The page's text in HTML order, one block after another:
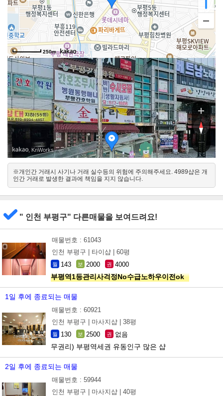
250m
남서
북동
, KnWorks
※개인간 거래시 사기나 거래 실수등의 위험에 주의해주세요. 4989샵은 개
인간 거래로 발생한 결과에 책임을 지지 않습니다.
" 인천 부평구" 다른매물을 보여드려요!
매물번호 : 61043
인천 부평구 |
타이샵 | 60평
월 143 보 2000 권 4000
부평역1등관리사걱정No수급노하우이전ok
1일 후에 종료되는 매물
매물번호 : 60921
인천 부평구 |
마사지샵 | 38평
월 130 보 2500 권 없음
무권리) 부평역세권 유동인구 많은 샵
2일 후에 종료되는 매물
매물번호 : 59944
인천 부평구 |
마사지샵 | 40평